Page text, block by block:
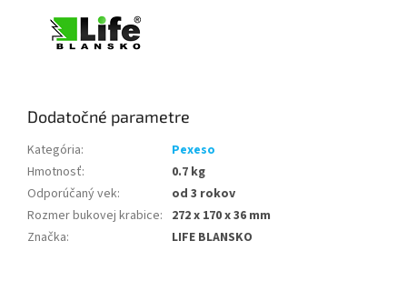
Dodatočné parametre
Kategória:
Pexeso
Hmotnosť:
0.7 kg
Odporúčaný vek:
od 3 rokov
Rozmer bukovej krabice: 272 x 170 x 36 mm
Značka: LIFE BLANSKO